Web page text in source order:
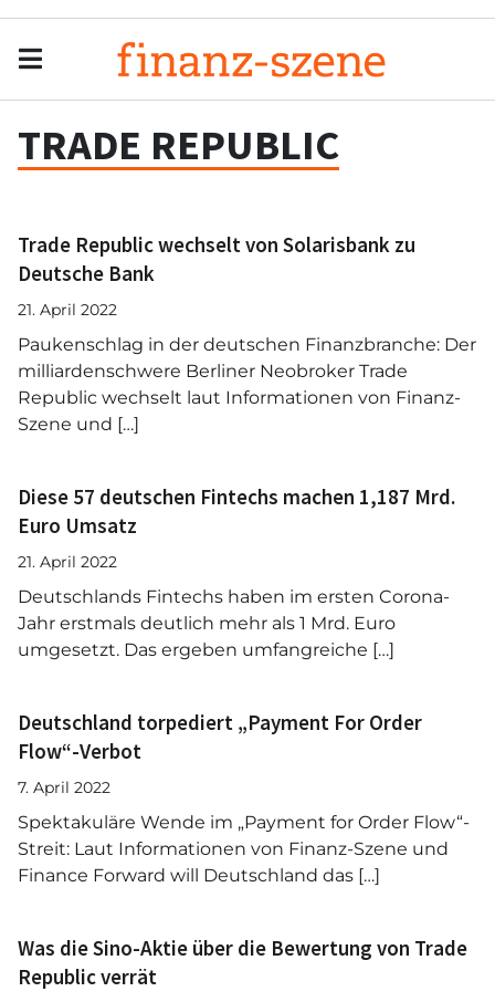
TRADE REPUBLIC
Trade Republic wechselt von Solarisbank zu
Deutsche Bank
21. April 2022
Paukenschlag in der deutschen Finanzbranche: Der
milliardenschwere Berliner Neobroker Trade
Republic wechselt laut Informationen von Finanz-
Szene und […]
Diese 57 deutschen Fintechs machen 1,187 Mrd.
Euro Umsatz
21. April 2022
Deutschlands Fintechs haben im ersten Corona-
Jahr erstmals deutlich mehr als 1 Mrd. Euro
umgesetzt. Das ergeben umfangreiche […]
Deutschland torpediert „Payment For Order
Flow“-Verbot
7. April 2022
Spektakuläre Wende im „Payment for Order Flow“-
Streit: Laut Informationen von Finanz-Szene und
Finance Forward will Deutschland das […]
Was die Sino-Aktie über die Bewertung von Trade
Republic verrät